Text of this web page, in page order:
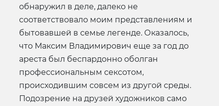
обнаружил в деле, далеко не
соответствовало моим представлениям и
бытовавшей в семье легенде. Оказалось,
что Максим Владимирович еще за год до
ареста был беспардонно оболган
профессиональным сексотом,
происходившим совсем из другой среды.
Подозрение на друзей художников само